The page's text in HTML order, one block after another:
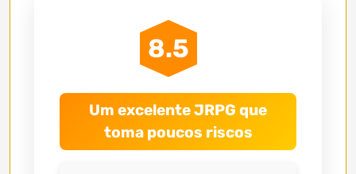
8.5
Um excelente JRPG que
toma poucos riscos